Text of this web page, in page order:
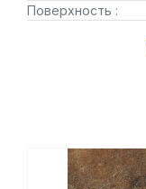
Поверхность :